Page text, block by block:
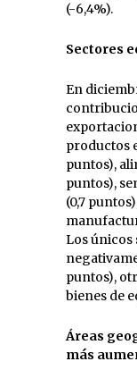
(-6,4%).
Sectores
En
productos
puntos),
puntos),
(0,7
Los
puntos),
bienes de
Áreas
más